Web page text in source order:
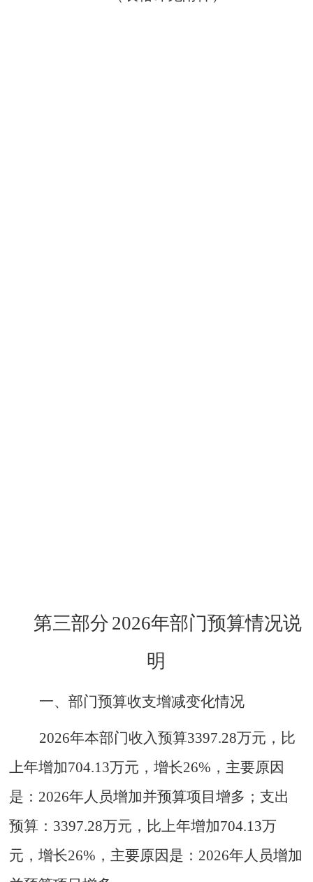
第三部分 2026年部门预算情况说
明
一、部门预算收支增减变化情况
2026年本部门收入预算3397.28万元，比
上年增加704.13万元，增长26%，主要原因
是 ： 2026年人员增加并预算项目增多；支出
预算 ： 3397.28万元，比上年增加704.13万
元，增长26%，主要原因是：2026年人员增加